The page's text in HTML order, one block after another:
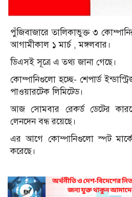
পুঁজিবাজারে তালিকাভুক্ত ৩
আগামীকাল ১ মার্চ , মঙ্গলবার।
ডিএসই সূত্রে এ তথ্য জানা গেছে।
কোম্পানিগুলো হচ্ছে- শেপার্ড
পাওয়ারটেক লিমিটেড।
আজ সোমবার রেকর্ড ডেটের
লেনদেন বন্ধ রয়েছে।
এর আগে কোম্পানিগুলো স্পট
করেছে।